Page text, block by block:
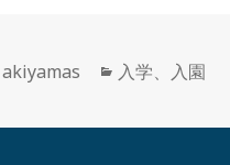
作
者
akiyamas
カ
ゴ
入学、入園